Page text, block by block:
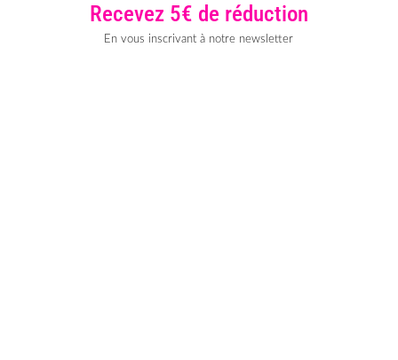
Recevez 5€ de réduction
En vous inscrivant à notre newsletter